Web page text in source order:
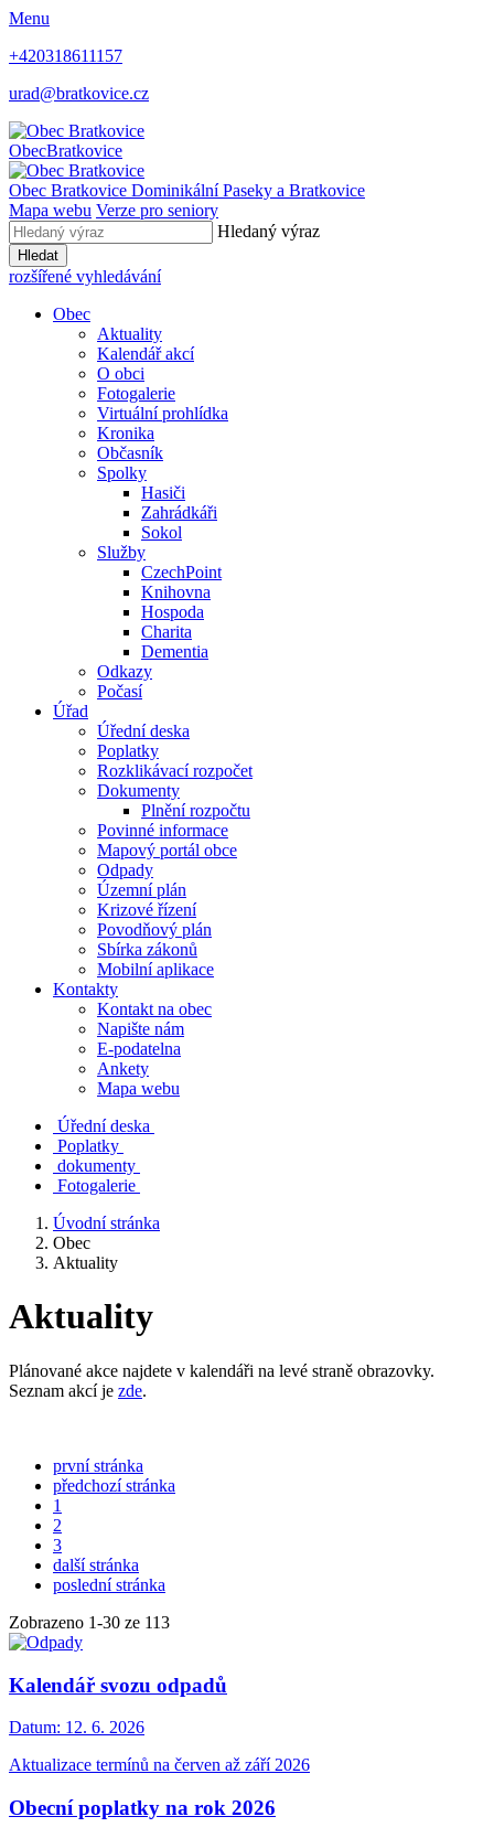
Menu
+420318611157
urad@bratkovice.cz
ObecBratkovice
Obec Bratkovice Dominikální Paseky a Bratkovice
Mapa webu Verze pro seniory
Hledaný výraz
Hledat
rozšířené vyhledávání
Obec
Aktuality
Kalendář akcí
O obci
Fotogalerie
Virtuální prohlídka
Kronika
Občasník
Spolky
Hasiči
Zahrádkáři
Sokol
Služby
CzechPoint
Knihovna
Hospoda
Charita
Dementia
Odkazy
Počasí
Úřad
Úřední deska
Poplatky
Rozklikávací rozpočet
Dokumenty
Plnění rozpočtu
Povinné informace
Mapový portál obce
Odpady
Územní plán
Krizové řízení
Povodňový plán
Sbírka zákonů
Mobilní aplikace
Kontakty
Kontakt na obec
Napište nám
E-podatelna
Ankety
Mapa webu
Úřední deska
Poplatky
dokumenty
Fotogalerie
Úvodní stránka
Obec
Aktuality
Aktuality
Plánované akce najdete v kalendáři na levé straně obrazovky.
Seznam akcí je zde.
první stránka
předchozí stránka
1
2
3
další stránka
poslední stránka
Zobrazeno 1-30 ze 113
Kalendář svozu odpadů
Datum: 12. 6. 2026
Aktualizace termínů na červen až září 2026
Obecní poplatky na rok 2026